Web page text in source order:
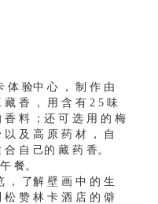
体 验中 心 ， 制 作 由
香 ， 用 含 有 2 5 味
香 料 ；还 可 选 用 的 梅
及 高 原 药 材 ， 自
自 己的 藏 药 香。
餐。
， 了解 壁 画 中 的 生
松 赞 林 卡 酒 店 的 僻